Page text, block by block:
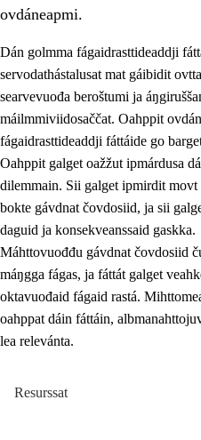
2. Oahppama prinsihpat,
Sosiála oahppan ja
2.2 Gealbu fágain
Vuođđogálggat
2.4 Oahppat oahppat
Fágaidrasttideaddji fáttát
2.5 Fágaidrasttideaddji
2.5.2 Demokratiija ja
2.5.3
ovdáneapmi.
Dán golmma fágaidrasttideaddji
servodathástalusat mat gáibidit
searvevuođa beroštumi ja
máilmmiviidosaččat. Oahppit
fágaidrasttideaddji fáttáide go
Oahppit galget oažžut ipmárdusa
dilemmain. Sii galget ipmirdit movt
bokte gávdnat čovdosiid, ja sii
daguid ja konsekveanssaid gaskka.
Máhttovuođđu gávdnat čovdosiid
máŋgga fágas, ja fáttát galget
oktavuođaid fágaid rastá.
oahppat dáin fáttáin,
lea relevánta.
Resurssat